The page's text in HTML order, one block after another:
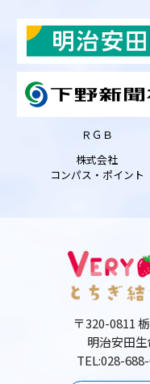
ＲＧＢ
株式会社
コンパス・ポイント
〒320-0811
明治安田
TEL:028-